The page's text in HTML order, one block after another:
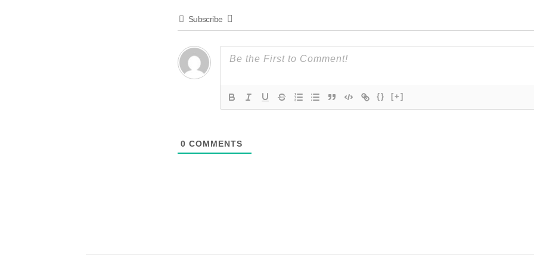
Subscribe
{} [+]
0 COMMENTS